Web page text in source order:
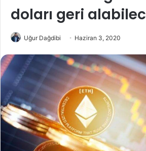
doları geri
Uğur Dağdibi Haziran 3, 2020